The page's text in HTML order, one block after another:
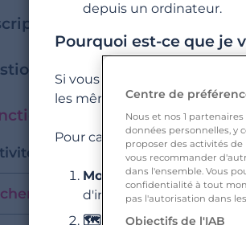
et 1ers pas
du profil
Recherches &
Visites et Likes
et suggestions
depuis un ordinateur.
Pourquoi est-ce que je
Si vous recherchez toujours
les mêmes visages (mais
Pour casser la routine 🎡,
Modifiez vos
d'intérêt…).
🗺️ Élargissez votre
Centre de
Nous et nos 1 partenaires
données personnelles, y
proposer des activités
vous recommander
dans l'ensemble. Vous
confidentialité à tout
pas l'autorisation dans
Objectifs de l'IAB